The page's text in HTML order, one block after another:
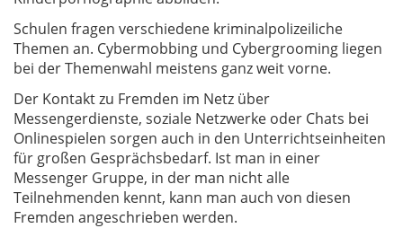
Schulen fragen verschiedene kriminalpolizeiliche
Themen an. Cybermobbing und Cybergrooming liegen
bei der Themenwahl meistens ganz weit vorne.
Der Kontakt zu Fremden im Netz über
Messengerdienste, soziale Netzwerke oder Chats bei
Onlinespielen sorgen auch in den Unterrichtseinheiten
für großen Gesprächsbedarf. Ist man in einer
Messenger Gruppe, in der man nicht alle
Teilnehmenden kennt, kann man auch von diesen
Fremden angeschrieben werden.